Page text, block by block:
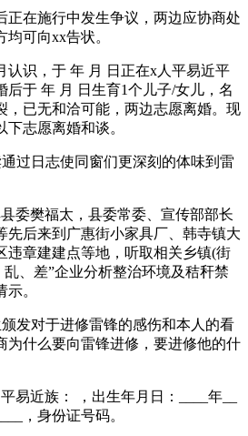
在施行中发生争议，两边应协商处
可向xx告状。
识，于 年 月 日正在x人平易近平
后于 年 月 日生育1个儿子/女儿，名
，已无和洽可能，两边志愿离婚。现
志愿离婚和谈。
日志使同窗们更深刻的体味到雷
樊福太，县委常委、宣传部部长
先后来到广惠街小家具厂、韩寺镇大
违章建建点等地，听取相关乡镇(街
、差”企业分析整治环境及秸秆禁
。
对于进修雷锋的感伤和本人的看
为什么要向雷锋进修，要进修他的什
近族： ，出生年月日：____年__
，身份证号码。